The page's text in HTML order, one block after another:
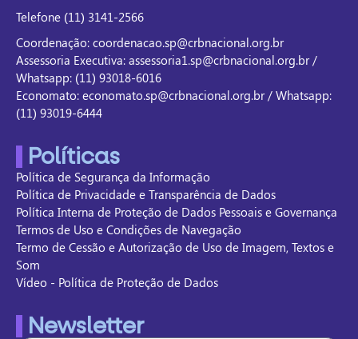
Telefone (11) 3141-2566
Coordenação: coordenacao.sp@crbnacional.org.br
Assessoria Executiva: assessoria1.sp@crbnacional.org.br /
Whatsapp: (11) 93018-6016
Economato: economato.sp@crbnacional.org.br / Whatsapp:
(11) 93019-6444
Políticas
Política de Segurança da Informação
Política de Privacidade e Transparência de Dados
Política Interna de Proteção de Dados Pessoais e Governança
Termos de Uso e Condições de Navegação
Termo de Cessão e Autorização de Uso de Imagem, Textos e
Som
Vídeo - Política de Proteção de Dados
Newsletter